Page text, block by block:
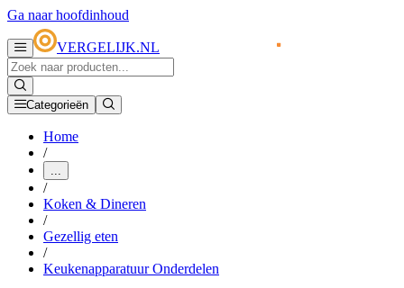
Ga naar hoofdinhoud
VERGELIJK.NL
Categorieën
Home
/
...
/
Koken & Dineren
/
Gezellig eten
/
Keukenapparatuur Onderdelen